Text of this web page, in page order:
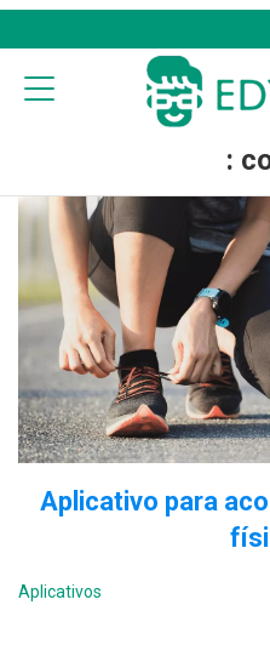
:
Aplicativo para
Aplicativos